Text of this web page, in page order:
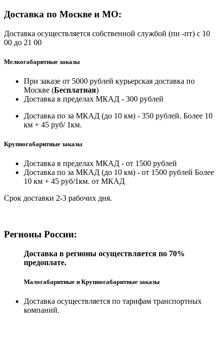
Доставка по Москве и МО:
Доставка осуществляется собственной службой (пн -пт) с 10
00 до 21 00
Мелкогабаритные заказы
При заказе от 5000 рублей курьерская доставка по
Москве (Бесплатная)
Доставка в пределах МКАД - 300 рублей
Доставка по за МКАД (до 10 км) - 350 рублей. Более 10
км + 45 руб/ 1км.
Крупногабаритные заказы
Доставка в пределах МКАД - от 1500 рублей
Доставка по за МКАД (до 10 км) - от 1500 рублей Более
10 км + 45 руб/1км. от МКАД
Срок доставки 2-3 рабочих дня.
Регионы России:
Доставка в регионы осуществляется по 70%
предоплате.
Малогабаритные и Крупногабаритные заказы
Доставка осуществляется по тарифам транспортных
компаний.